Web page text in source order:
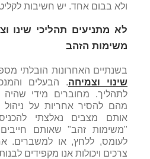
ולא בבום אחד. יש חשיבות
לא מתניעים תהליכי שינו
משימות הזהב
בשנתיים האחרונות הובלתי
שינוי וצמיחה. הבעלים
לתהליך. מחוברים מידי שהיה
מהם להסיר אחריות על
אותם מצבים נאלצתי
"משימות זהב" שאותם
לעומס, ללחץ, או למשברים.
צרכים ויכולות אנו מקפידים